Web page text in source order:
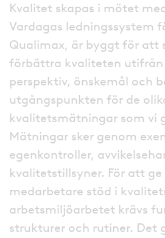
Kvalitet skapas i mötet
Vardagas ledningssystem
Qualimax, är byggt för att
förbättra kvaliteten utifrån
perspektiv, önskemål och
utgångspunkten för de
kvalitetsmätningar som vi
Mätningar sker genom
egenkontroller,
kvalitetstillsyner. För att ge
medarbetare stöd i
arbetsmiljöarbetet krävs
strukturer och rutiner. Det